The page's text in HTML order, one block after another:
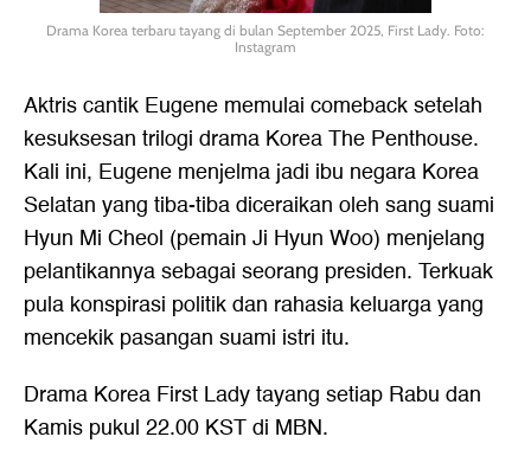
Drama Korea terbaru tayang di bulan September 2025, First Lady. Foto:
Instagram
Aktris cantik Eugene memulai comeback setelah
kesuksesan trilogi drama Korea The Penthouse.
Kali ini, Eugene menjelma jadi ibu negara Korea
Selatan yang tiba-tiba diceraikan oleh sang suami
Hyun Mi Cheol (pemain Ji Hyun Woo) menjelang
pelantikannya sebagai seorang presiden. Terkuak
pula konspirasi politik dan rahasia keluarga yang
mencekik pasangan suami istri itu.
Drama Korea First Lady tayang setiap Rabu dan
Kamis pukul 22.00 KST di MBN.